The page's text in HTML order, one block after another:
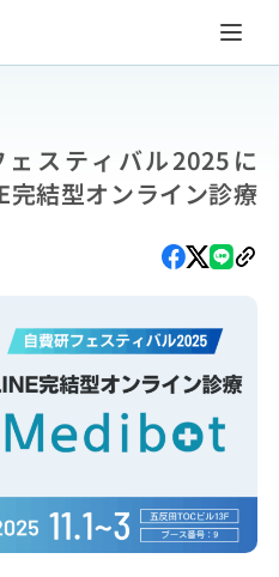
ェスティバル2025に
結型オンライン診療